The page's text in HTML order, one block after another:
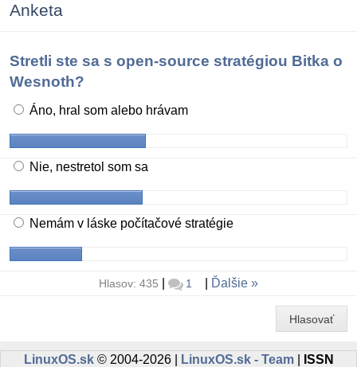
Anketa
Stretli ste sa s open-source stratégiou Bitka o
Wesnoth?
Áno, hral som alebo hrávam
Nie, nestretol som sa
Nemám v láske počítačové stratégie
Hlasov: 435 1 Ďalšie
Hlasovať
LinuxOS.sk© 2004-2026 | LinuxOS.sk - Team| ISSN